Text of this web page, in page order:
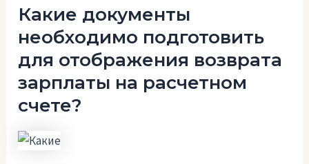
Какие документы
необходимо подготовить
для отображения возврата
зарплаты на расчетном
счете?